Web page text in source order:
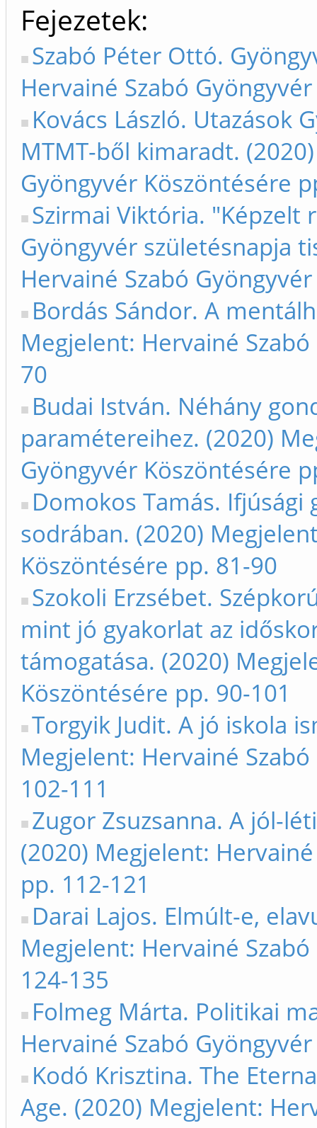
Fejezetek
Szabó Péter Ottó.
Hervainé Szabó
Kovács László. Utazások
MTMT-ből kimaradt.
Gyöngyvér Köszöntésére
Szirmai Viktória. "Képzelt
Gyöngyvér születésnapja
Hervainé Szabó
Bordás Sándor. A
Megjelent: Hervainé
70
Budai István. Néhány
paramétereihez. (2020)
Gyöngyvér Köszöntésére
Domokos Tamás.
sodrában. (2020)
Köszöntésére pp. 81-90
Szokoli Erzsébet.
mint jó gyakorlat az
támogatása. (2020)
Köszöntésére pp. 90-101
Torgyik Judit. A jó iskola
Megjelent: Hervainé
102-111
Zugor Zsuzsanna. A jól-
(2020) Megjelent:
pp. 112-121
Darai Lajos. Elmúlt-e,
Megjelent: Hervainé
124-135
Folmeg Márta. Politikai
Hervainé Szabó
Kodó Krisztina. The
Age. (2020) Megjelent: